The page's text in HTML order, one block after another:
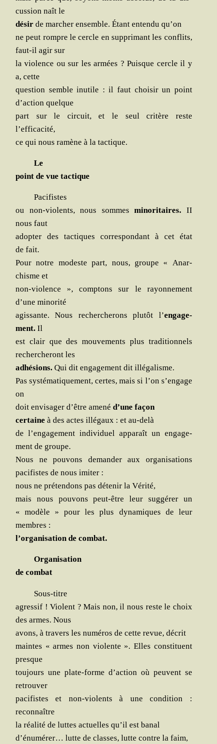
cus­sion naît le
désir de mar­cher ensemble. Étant enten­du qu’on
ne peut rompre le cercle en sup­pri­mant les conflits,
faut-il agir sur
la vio­lence ou sur les armées ? Puisque cercle il y
a, cette
ques­tion semble inutile : il faut choi­sir un point
d’action quelque
part sur le cir­cuit, et le seul cri­tère reste
l’efficacité,
ce qui nous ramène à la tactique.
Le
point de vue tactique
Paci­fistes
ou non-vio­lents, nous sommesmino­ri­taires. II
nous faut
adop­ter des tac­tiques cor­res­pon­dant à cet état
de fait.
Pour notre modeste part, nous, groupe « Anar­
chisme et
non-vio­lence », comp­tons sur le rayon­ne­ment
d’une minorité
agis­sante. Nous recher­che­rons plu­tôt l’enga­ge­
ment. Il
est clair que des mou­ve­ments plus tra­di­tion­nels
recher­che­ront les
adhé­sions. Qui dit enga­ge­ment dit illégalisme.
Pas sys­té­ma­ti­que­ment, certes, mais si l’on s’engage
on
doit envi­sa­ger d’être ame­né d’une façon
cer­taine à des actes illé­gaux : et au-delà
de l’engagement indi­vi­duel appa­raît un enga­ge­
ment de groupe.
Nous ne pou­vons deman­der aux orga­ni­sa­tions
paci­fistes de nous imiter :
nous ne pré­ten­dons pas déte­nir la Vérité,
mais nous pou­vons peut-être leur sug­gé­rer un
« modèle » pour les plus dyna­miques de leur
membres :
l’organisation de combat.
Orga­ni­sa­tion
de combat
Sous-titre
agres­sif ! Violent ? Mais non, il nous reste le choix
des armes. Nous
avons, à tra­vers les numé­ros de cette revue, décrit
maintes « armes non vio­lente ». Elles consti­tuent
presque
tou­jours une plate-forme d’action où peuvent se
retrouver
paci­fistes et non-vio­lents à une condi­tion :
reconnaître
la réa­li­té de luttes actuelles qu’il est banal
d’énumérer… lutte de classes, lutte contre la faim,